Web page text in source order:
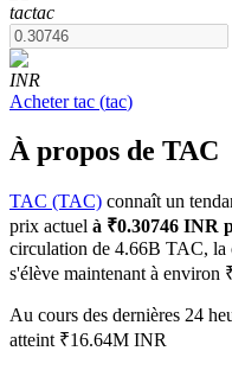
Futures COIN-M
tactac
INR
Acheter tac (tac)
À propos de TAC
TAC (TAC) connaît un
prix actuel à ₹0.30746 INR
circulation de 4.66B TAC, la
s'élève maintenant à environ
Au cours des dernières 24
atteint ₹16.64M INR